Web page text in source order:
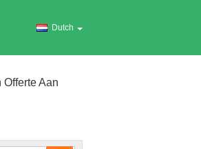
Dutch
Offerte Aan